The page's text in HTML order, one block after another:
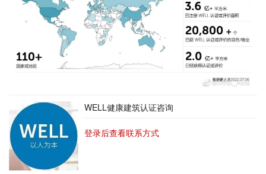
WELL健康建筑认证咨询
登录后查看联系方式